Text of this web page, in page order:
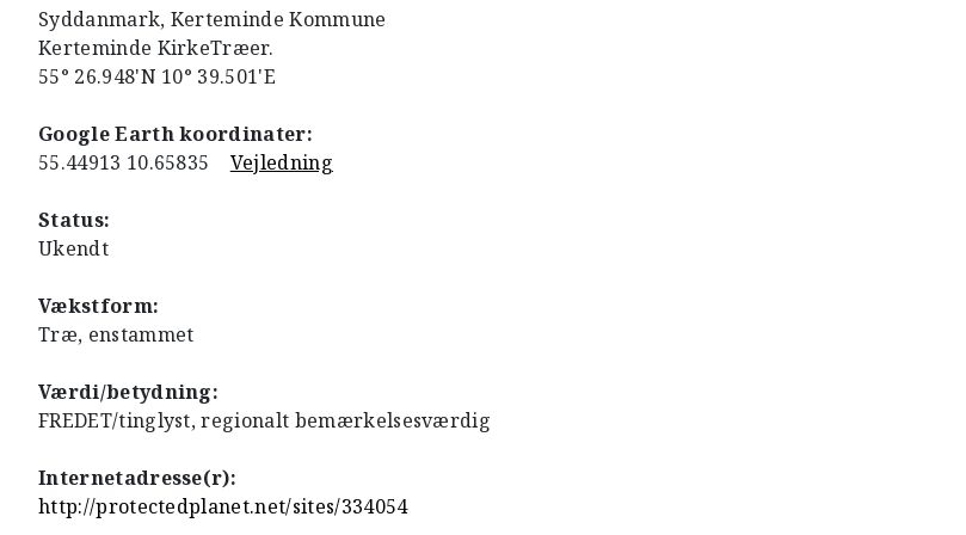
Syddanmark, Kerteminde Kommune
Kerteminde KirkeTræer.
55° 26.948'N 10° 39.501'E
Google Earth koordinater:
55.44913 10.65835 Vejledning
Status:
Ukendt
Vækstform:
Træ, enstammet
Værdi/betydning:
FREDET/tinglyst, regionalt bemærkelsesværdig
Internetadresse(r):
http://protectedplanet.net/sites/334054